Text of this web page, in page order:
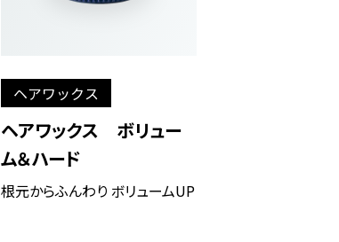
ヘアワックス
ヘアワックス ボリュー
ム＆ハード
根元からふんわり ボリュームUP